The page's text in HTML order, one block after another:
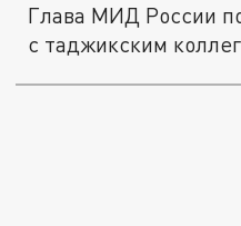
Глава МИД России
с таджикским